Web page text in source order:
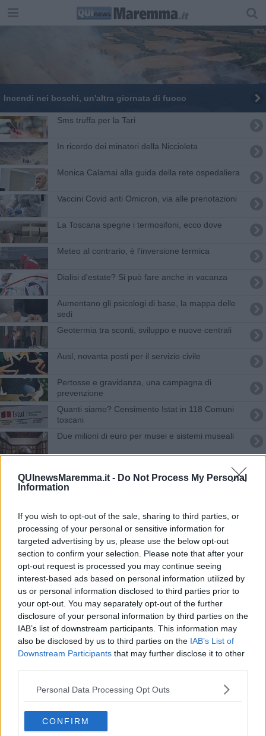
QUInewsMaremma.it - Do Not Process My Personal
Information
If you wish to opt-out of the sale, sharing to third parties, or
processing of your personal or sensitive information for
targeted advertising by us, please use the below opt-out
section to confirm your selection. Please note that after your
opt-out request is processed you may continue seeing
interest-based ads based on personal information utilized by
us or personal information disclosed to third parties prior to
your opt-out. You may separately opt-out of the further
disclosure of your personal information by third parties on the
IAB’s list of downstream participants. This information may
also be disclosed by us to third parties on the IAB’s List of
Downstream Participants that may further disclose it to other
Personal Data Processing Opt Outs
CONFIRM
Incendi nei boschi, un'altra giornata di fuoco
Sms truffa per la Tari
In ricordo dei minatori della Niccioleta
Monica Calamai alla guida della rete ospedaliera
Vaccini Covid anti Omicron, via alle prenotazioni
La Toscana spegne i termosifoni, ecco dove
Meteo al contrario, è l'inversione termica
Dialisi d'estate? Si può fare anche in vacanza
Aumentano gli psicologi di base, la mappa delle
sedi
Geotermia tra sconti, sviluppo e nuove centrali
Ausl, novanta posti per il servizio civile
Pertosse e gravidanza, una campagna di
prevenzione
Quanti siamo? Censimento Istat in 118 Comuni
toscani
Due milioni di euro per musei e sistemi museali
Per migliaia di imprese l'energia costerà meno
Denunciati i ragazzi della rissa di Pasquetta
Incontro Geotermia, Anci è ottimista
Nubifragi, venti milioni la prima stima dei danni
Elicottero in volo per il check up dei cavi
Riscaldamento, le date di accensione Comune
per Comune
Amministrative 2024, tutti i Comuni toscani al voto
Primo Maggio, decine di eventi in tutta la Toscana
Termosifoni, le date di accensione Comune per
Raccolta differenziata, via al focus group